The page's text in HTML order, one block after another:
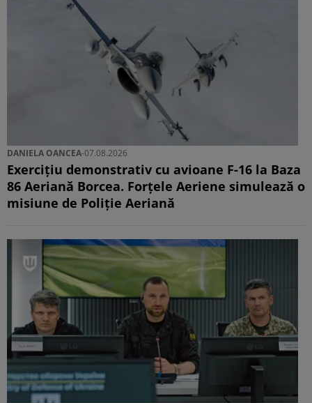
DANIELA OANCEA-07.08.2026
Exercițiu demonstrativ cu avioane F-16 la Baza
86 Aeriană Borcea. Forțele Aeriene simulează o
misiune de Poliție Aeriană